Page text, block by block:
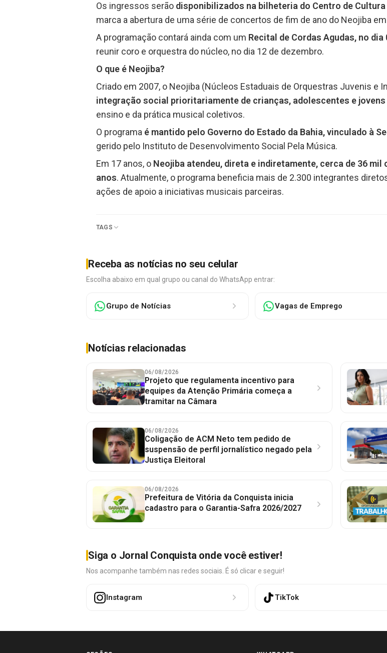
Os ingressos serão disponibilizados na bilheteria do Centro de
marca a abertura de uma série de concertos de fim de ano do Neojiba
A programação contará ainda com um Recital de Cordas Agudas, no dia
reunir coro e orquestra do núcleo, no dia 12 de dezembro.
O que é Neojiba?
Criado em 2007, o Neojiba (Núcleos Estaduais de Orquestras Juvenis e
integração social prioritariamente de crianças, adolescentes e
ensino e da prática musical coletivos.
O programa é mantido pelo Governo do Estado da Bahia, vinculado à
gerido pelo Instituto de Desenvolvimento Social Pela Música.
Em 17 anos, o Neojiba atendeu, direta e indiretamente, cerca de 36
anos. Atualmente, o programa beneficia mais de 2.300 integrantes
ações de apoio a iniciativas musicais parceiras.
TAGS
Receba as notícias no seu celular
Escolha abaixo em qual grupo ou canal do WhatsApp entrar:
Grupo de Notícias Vagas de Emprego
Notícias relacionadas
06/08/2026
Projeto que regulamenta incentivo para
equipes da Atenção Primária começa a
tramitar na Câmara
06/08/2026
Coligação de ACM Neto tem pedido de
suspensão de perfil jornalístico negado pela
Justiça Eleitoral
06/08/2026
Prefeitura de Vitória da Conquista inicia
cadastro para o Garantia-Safra 2026/2027
Siga o Jornal Conquista onde você estiver!
Nos acompanhe também nas redes sociais. É só clicar e seguir!
Instagram TikTok